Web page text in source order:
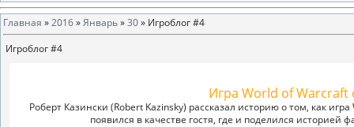
Главная »2016»Январь»30» Игроблог #4
Игроблог #4
Игра World of Warcraft
Роберт Казински (Robert Kazinsky) рассказал историю о том, как
появился в качестве гостя, где и поделился